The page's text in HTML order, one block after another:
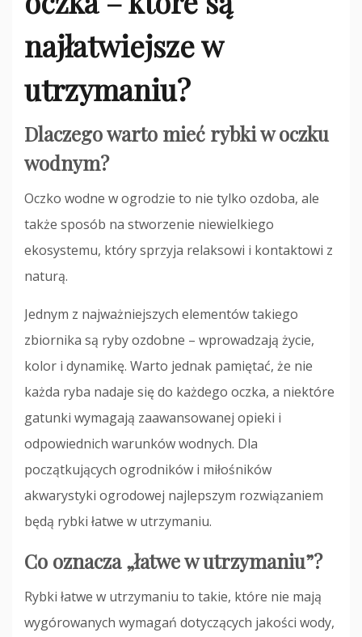
najłatwiejsze w
utrzymaniu?
Dlaczego warto mieć rybki w oczku
wodnym?
Oczko wodne w ogrodzie to nie tylko ozdoba, ale
także sposób na stworzenie niewielkiego
ekosystemu, który sprzyja relaksowi i kontaktowi z
naturą.
Jednym z najważniejszych elementów takiego
zbiornika są ryby ozdobne – wprowadzają życie,
kolor i dynamikę. Warto jednak pamiętać, że nie
każda ryba nadaje się do każdego oczka, a niektóre
gatunki wymagają zaawansowanej opieki i
odpowiednich warunków wodnych. Dla
początkujących ogrodników i miłośników
akwarystyki ogrodowej najlepszym rozwiązaniem
będą rybki łatwe w utrzymaniu.
Co oznacza „łatwe w utrzymaniu”?
Rybki łatwe w utrzymaniu to takie, które nie mają
wygórowanych wymagań dotyczących jakości wody,